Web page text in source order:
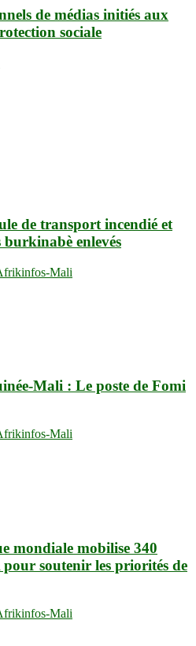
de médias initiés aux
sociale
de transport incendié et
burkinabè enlevés
Mali
Mali : Le poste de Fomi
Mali
mondiale mobilise 340
soutenir les priorités de
Mali